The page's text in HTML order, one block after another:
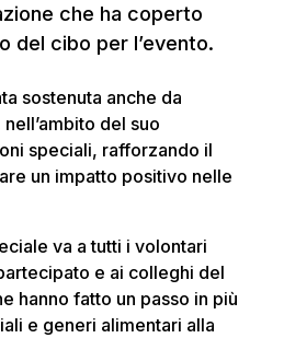
che ha coperto
del cibo per l’evento.
sostenuta anche da
del suo
speciali, rafforzando il
un impatto positivo nelle
va a tutti i volontari
e ai colleghi del
hanno fatto un passo in più
e generi alimentari alla